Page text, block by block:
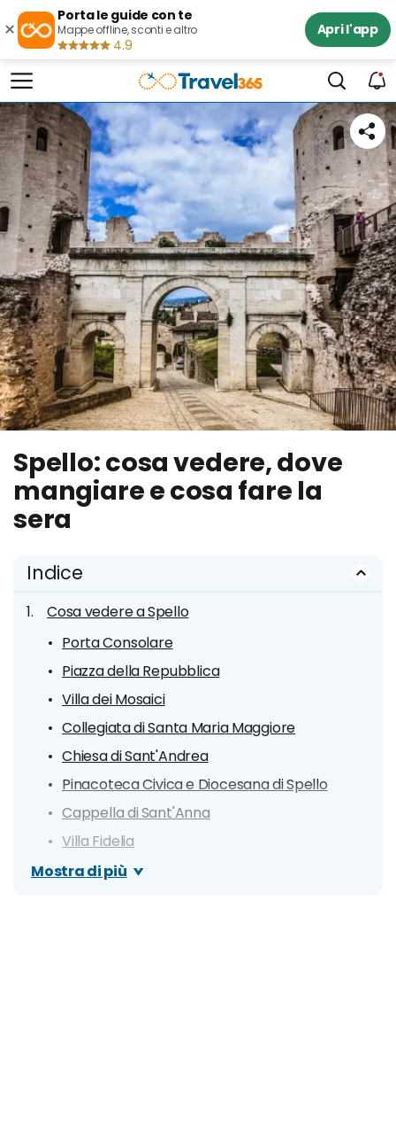
×
Porta le guide con te
Mappe offline, sconti e altro
4.9
Apri l'app
Spello: cosa vedere, dove
mangiare e cosa fare la
sera
Indice
Cosa vedere a Spello
Porta Consolare
Piazza della Repubblica
Villa dei Mosaici
Collegiata di Santa Maria Maggiore
Chiesa di Sant'Andrea
Pinacoteca Civica e Diocesana di Spello
Cappella di Sant'Anna
Villa Fidelia
Abbazia di Sassovivo
Mostra di più